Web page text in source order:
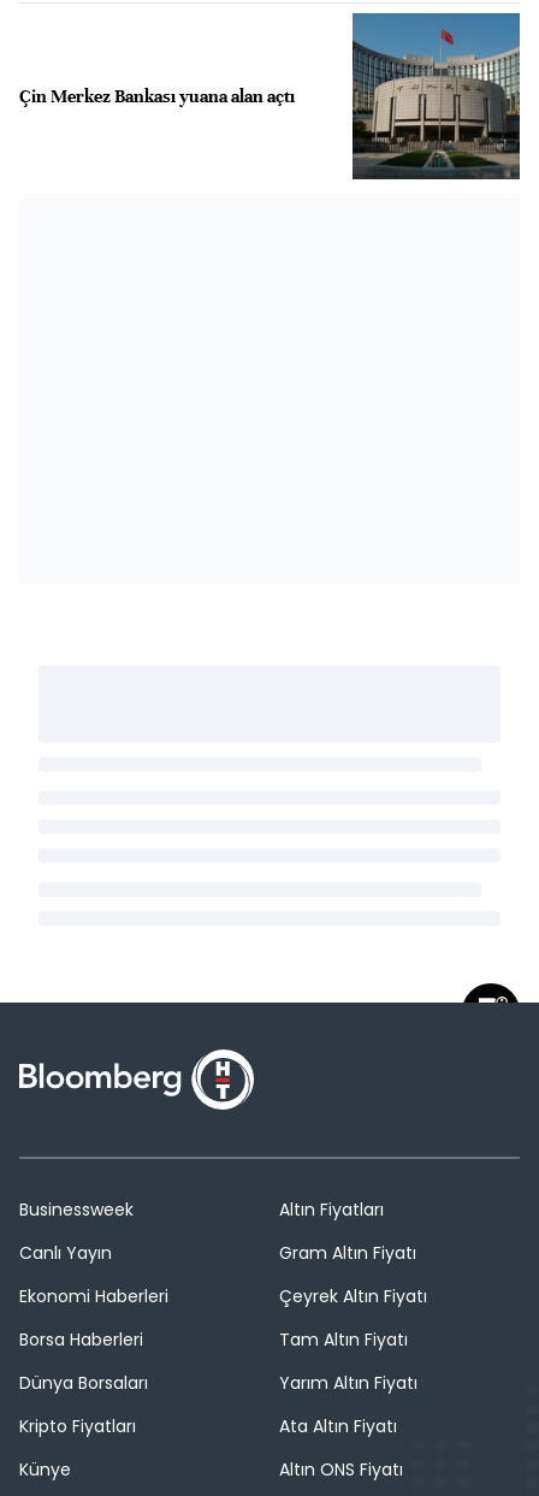
Çin Merkez Bankası yuana alan açtı
Businessweek
Canlı Yayın
Ekonomi Haberleri
Borsa Haberleri
Dünya Borsaları
Kripto Fiyatları
Künye
Altın Fiyatları
Gram Altın Fiyatı
Çeyrek Altın Fiyatı
Tam Altın Fiyatı
Yarım Altın Fiyatı
Ata Altın Fiyatı
Altın ONS Fiyatı